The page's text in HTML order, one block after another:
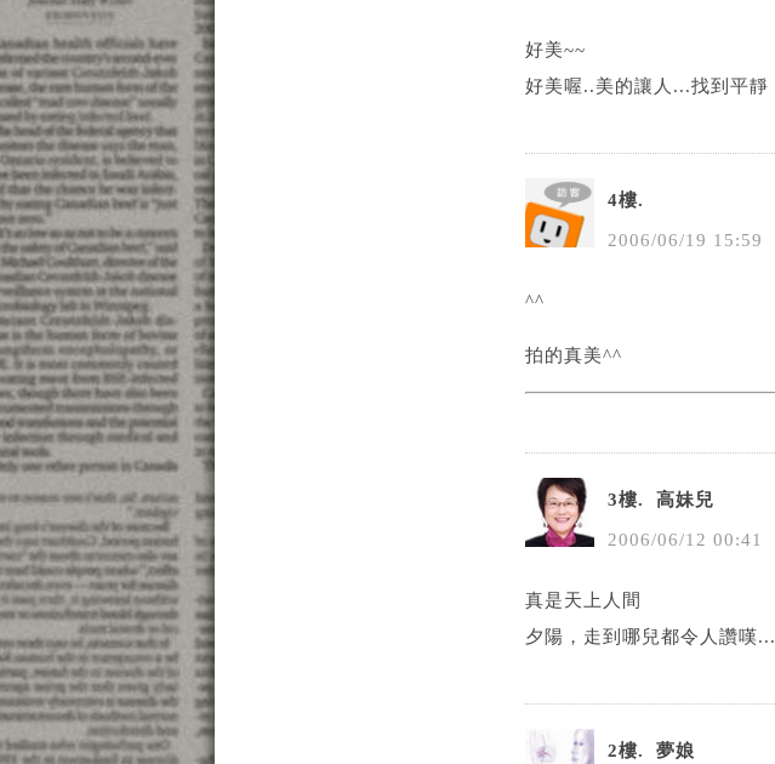
好美~~
好美喔..美的讓人...找到平靜
4樓.
2006/06/19 15:59
^^
拍的真美^^
3樓. 高妹兒
2006/06/12 00:41
真是天上人間
夕陽，走到哪兒都令人讚嘆...
2樓. 夢娘